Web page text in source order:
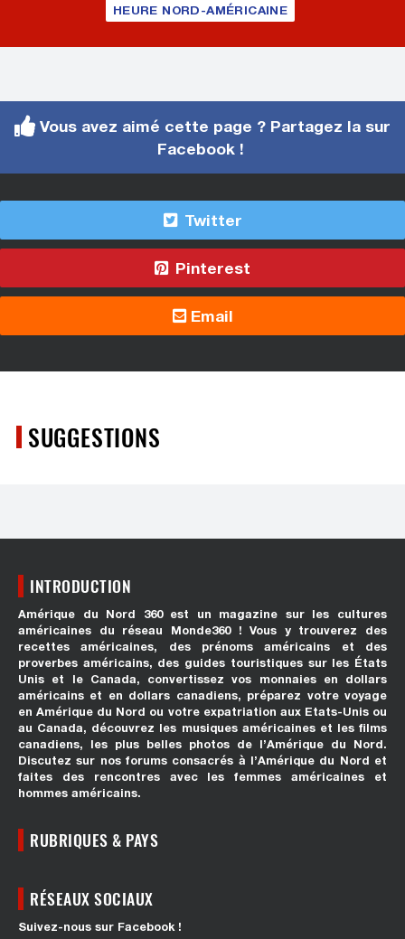
HEURE NORD-AMÉRICAINE
Vous avez aimé cette page ? Partagez la sur
Facebook !
Twitter
Pinterest
Email
SUGGESTIONS
INTRODUCTION
Amérique du Nord 360 est un magazine sur les cultures
américaines du réseau Monde360 ! Vous y trouverez des
recettes américaines, des prénoms américains et des
proverbes américains, des guides touristiques sur les États
Unis et le Canada, convertissez vos monnaies en dollars
américains et en dollars canadiens, préparez votre voyage
en Amérique du Nord ou votre expatriation aux Etats-Unis ou
au Canada, découvrez les musiques américaines et les films
canadiens, les plus belles photos de l’Amérique du Nord.
Discutez sur nos forums consacrés à l’Amérique du Nord et
faites des rencontres avec les femmes américaines et
hommes américains.
RUBRIQUES & PAYS
RÉSEAUX SOCIAUX
Suivez-nous sur Facebook !